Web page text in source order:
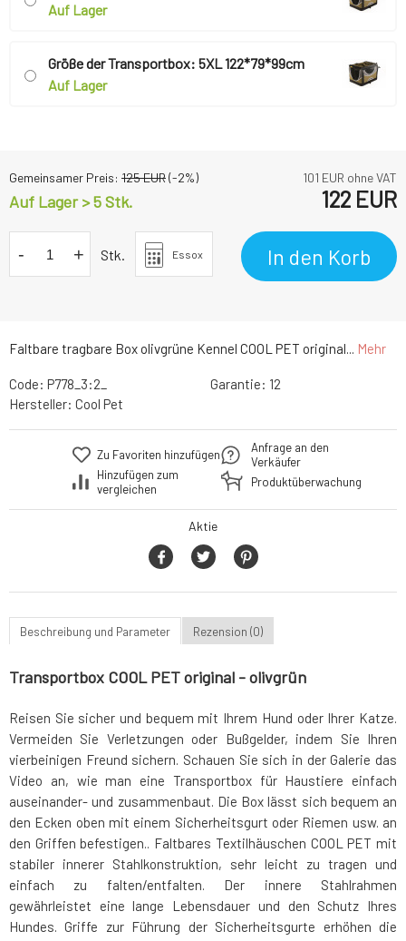
Faltbare tragbare Box olivgrüne Kennel COOL PET original... Mehr
Auf Lager
Größe der Transportbox: 5XL 122*79*99cm
Auf Lager
Gemeinsamer Preis: 125EUR(-2%) 101 EUR ohne VAT
Auf Lager > 5 Stk. 122 EUR
- + Stk. Essox In den Korb
Code: P778_3:2_ Garantie: 12
Hersteller: Cool Pet
Zu Favoriten hinzufügen
Hinzufügen zum
vergleichen
Anfrage an den
Verkäufer
Produktüberwachung
Aktie
Beschreibung und Parameter Rezension (0)
Transportbox COOL PET original - olivgrün
Reisen Sie sicher und bequem mit Ihrem Hund oder Ihrer Katze.
Vermeiden Sie Verletzungen oder Bußgelder, indem Sie Ihren
vierbeinigen Freund sichern. Schauen Sie sich in der Galerie das
Video an, wie man eine Transportbox für Haustiere einfach
auseinander- und zusammenbaut. Die Box lässt sich bequem an
den Ecken oben mit einem Sicherheitsgurt oder Riemen usw. an
den Griffen befestigen.. Faltbares Textilhäuschen COOL PET mit
stabiler innerer Stahlkonstruktion, sehr leicht zu tragen und
einfach zu falten/entfalten. Der innere Stahlrahmen
gewährleistet eine lange Lebensdauer und den Schutz Ihres
Hundes. Griffe zur Führung der Sicherheitsgurte erhöhen die